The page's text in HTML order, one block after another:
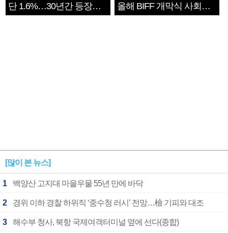
단 1.6%…30년간 등장
1182개팀 전수조사
올해 BIFF 개막식 사회자
확정
[많이 본 뉴스]
1 백양산 고지대 마을우물 55년 만에 바닥
2 경위 이하 경찰 하위직 ‘중수청 러시’ 전망…檢 기피와 대조
3 해수부 청사, 북항 국제여객터미널 옆에 선다(종합)